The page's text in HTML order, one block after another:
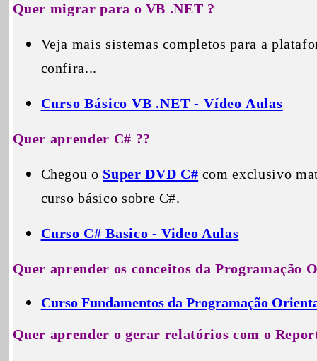
Quer migrar para o VB .NET ?
Veja mais sistemas completos para a
confira...
Curso Básico VB .NET - Vídeo Aulas
Quer aprender C# ??
Chegou o Super DVD C# com exclusivo
curso básico sobre C#.
Curso C# Basico - Video Aulas
Quer aprender os conceitos da Programação
Curso Fundamentos da Programação
Quer aprender o gerar relatórios com o